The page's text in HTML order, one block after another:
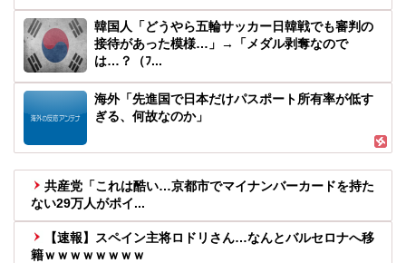
韓国人「どうやら五輪サッカー日韓戦でも審判の
接待があった模様…」→「メダル剥奪なので
は…？（ﾌ...
海外「先進国で日本だけパスポート所有率が低す
ぎる、何故なのか」
共産党「これは酷い…京都市でマイナンバーカードを持た
ない29万人がポイ...
【速報】スペイン主将ロドリさん…なんとバルセロナへ移
籍ｗｗｗｗｗｗｗｗ